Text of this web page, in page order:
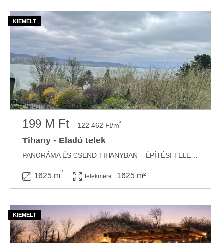
199 M Ft 122 462 Ft/m2
Tihany - Eladó telek
1625 m
2
telekméret: 1625 m²